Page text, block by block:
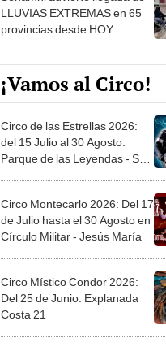
LLUVIAS EXTREMAS en 65
provincias desde HOY
¡Vamos al Circo!
Circo de las Estrellas 2026:
del 15 Julio al 30 Agosto.
Parque de las Leyendas - San
Circo Montecarlo 2026: Del 17
de Julio hasta el 30 Agosto en
Círculo Militar - Jesús María
Circo Místico Condor 2026:
Del 25 de Junio. Explanada
Costa 21